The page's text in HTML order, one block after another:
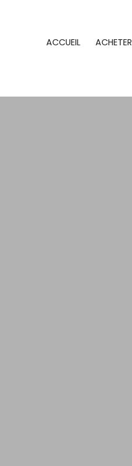
ACCUEIL ACHETER